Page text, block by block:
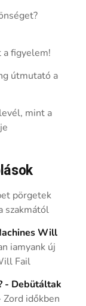
a figyelem!
útmutató a
mint a
pörgetek
szakmától
Will
iamyank új
Fail
- Debütáltak
Zord időkben